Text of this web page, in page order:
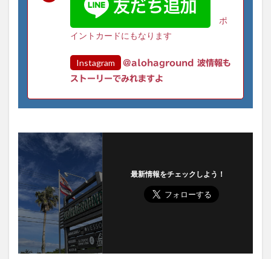
ポ
イントカードにもなります
Instagram
@alohaground 波情報も
ストーリーでみれますよ
最新情報をチェックしよう！